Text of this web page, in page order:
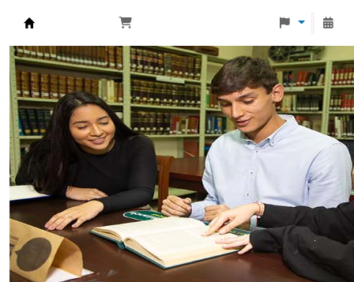
Biblioteca Universidad Monteávila